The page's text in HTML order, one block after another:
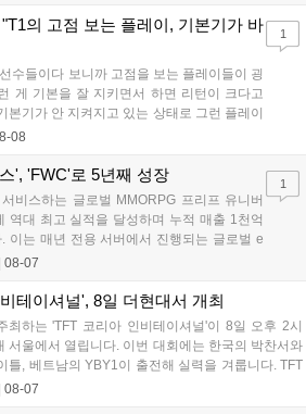
VI: An Extended Look'을 최초 공개할 계획
의 고점 보는 플레이, 기본기가 바
수들이다 보니까 고점을 보는 플레이들이 굉
게 기본을 잘 지키면서 하면 리턴이 크다고
본기가 안 지켜지고 있는 상태로 그런 플레이
팀적으로 안 좋은 사고가 계속 많이 났던 것
(LCK)'...
08
1
', 'FWC'로 5년째 성장
비스하는 글로벌 MMORPG 프리프 유니버
역대 최고 실적을 달성하며 누적 매출 1천억
이는 매년 전용 서버에서 진행되는 글로벌 e
영향이 큽니다. FWC는 이용자가 동일한 조
이용자 지표가 대폭 상승하는 성과를 냈습니
이 개최될 예정이며, 위메이드커넥트는 이를
의 장기 성장 모델을 지속할 방침입니다....
08-07
1
테이셔널', 8일 더현대서 개최
최하는 'TFT 코리아 인비테이셔널'이 8일 오후 2시
서울에서 열립니다. 이번 대회에는 한국의 박찬서와
틀, 베트남의 YBY1이 출전해 실력을 겨룹니다. TFT
자격으로 참가하는 독특한 대회 구조를 가지며, 누
08-07